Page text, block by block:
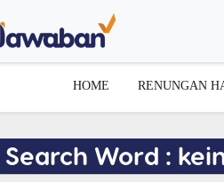
HOME RENUNGAN
Search Word :